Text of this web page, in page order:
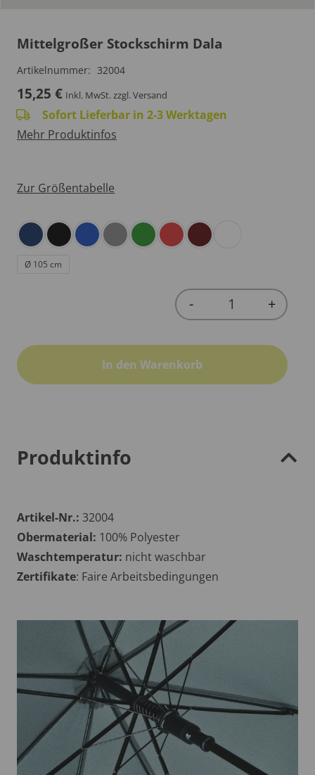
Mittelgroßer Stockschirm Dala
Artikelnummer: 32004
15,25 € Inkl. MwSt.zzgl. Versand
Sofort Lieferbar in 2-3 Werktagen
Mehr Produktinfos
Zur Größentabelle
Ø 105 cm
Quantity
- +
In den Warenkorb
Produktinfo
Artikel-Nr.: 32004
Obermaterial: 100% Polyester
Waschtemperatur: nicht waschbar
Zertifikate: Faire Arbeitsbedingungen